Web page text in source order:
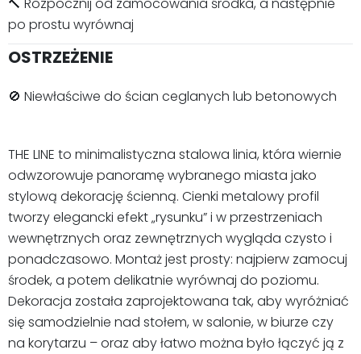
po prostu wyrównaj
OSTRZEŻENIE
🚫 Niewłaściwe do ścian ceglanych lub betonowych
THE LINE to minimalistyczna stalowa linia, która wiernie
odwzorowuje panoramę wybranego miasta jako
stylową dekorację ścienną. Cienki metalowy profil
tworzy elegancki efekt „rysunku” i w przestrzeniach
wewnętrznych oraz zewnętrznych wygląda czysto i
ponadczasowo. Montaż jest prosty: najpierw zamocuj
środek, a potem delikatnie wyrównaj do poziomu.
Dekoracja została zaprojektowana tak, aby wyróżniać
się samodzielnie nad stołem, w salonie, w biurze czy
na korytarzu – oraz aby łatwo można było łączyć ją z